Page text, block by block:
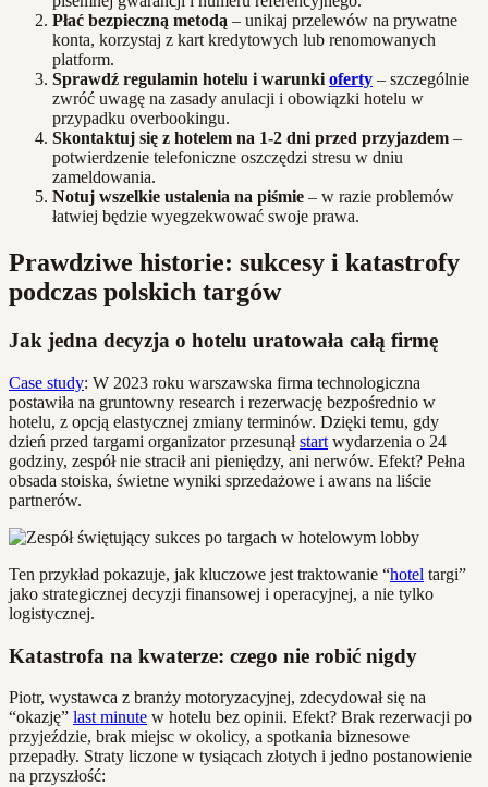
Płać bezpieczną metodą – unikaj przelewów na prywatne
konta, korzystaj z kart kredytowych lub renomowanych
platform.
Sprawdź regulamin hotelu i warunkioferty – szczególnie
zwróć uwagę na zasady anulacji i obowiązki hotelu w
przypadku overbookingu.
Skontaktuj się z hotelem na 1-2 dni przed przyjazdem –
potwierdzenie telefoniczne oszczędzi stresu w dniu
zameldowania.
Notuj wszelkie ustalenia na piśmie – w razie problemów
łatwiej będzie wyegzekwować swoje prawa.
Prawdziwe historie: sukcesy i katastrofy
podczas polskich targów
Jak jedna decyzja o hotelu uratowała całą firmę
Case study: W 2023 roku warszawska firma technologiczna
postawiła na gruntowny research i rezerwację bezpośrednio w
hotelu, z opcją elastycznej zmiany terminów. Dzięki temu, gdy
dzień przed targami organizator przesunąłstart wydarzenia o 24
godziny, zespół nie stracił ani pieniędzy, ani nerwów. Efekt? Pełna
obsada stoiska, świetne wyniki sprzedażowe i awans na liście
partnerów.
Ten przykład pokazuje, jak kluczowe jest traktowanie “hotel targi”
jako strategicznej decyzji finansowej i operacyjnej, a nie tylko
logistycznej.
Katastrofa na kwaterze: czego nie robić nigdy
Piotr, wystawca z branży motoryzacyjnej, zdecydował się na
“okazję” last minute w hotelu bez opinii. Efekt? Brak rezerwacji po
przyjeździe, brak miejsc w okolicy, a spotkania biznesowe
przepadły. Straty liczone w tysiącach złotych i jedno postanowienie
na przyszłość: